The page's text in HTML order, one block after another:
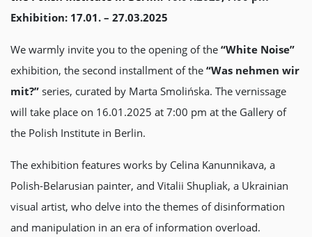
Exhibition: 17.01. – 27.03.2025
We warmly invite you to the opening of the “White Noise”
exhibition, the second installment of the “Was nehmen wir
mit?” series, curated by Marta Smolińska. The vernissage
will take place on 16.01.2025 at 7:00 pm at the Gallery of
the Polish Institute in Berlin.
The exhibition features works by Celina Kanunnikava, a
Polish-Belarusian painter, and Vitalii Shupliak, a Ukrainian
visual artist, who delve into the themes of disinformation
and manipulation in an era of information overload.